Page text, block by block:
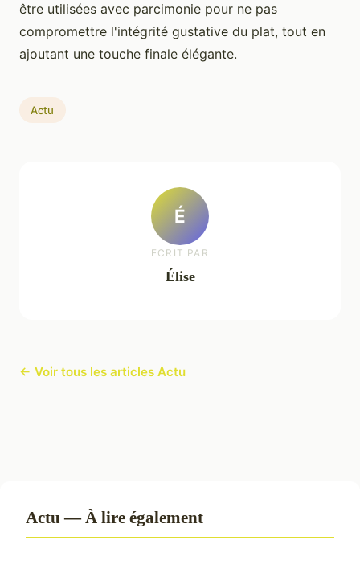
être utilisées avec parcimonie pour ne pas
compromettre l'intégrité gustative du plat, tout en
ajoutant une touche finale élégante.
Actu
É
ECRIT PAR
Élise
← Voir tous les articles Actu
Actu — À lire également